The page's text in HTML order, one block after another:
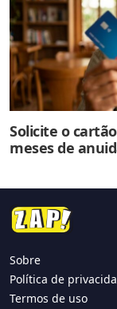
Solicite o
meses de
Sobre
Política de
Termos de uso